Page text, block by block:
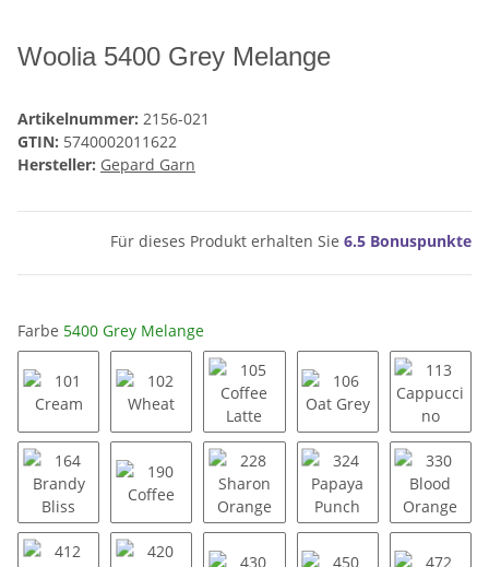
Woolia 5400 Grey Melange
Artikelnummer: 2156-021
GTIN: 5740002011622
Hersteller: Gepard Garn
Für dieses Produkt erhalten Sie 6.5 Bonuspunkte
Farbe 5400 Grey Melange
101 Cream 102 Wheat 105 Coffee Latte106 Oat Grey113
164 Brandy Bliss190 Coffee 228 Sharon Orange324 Papaya Punch
330